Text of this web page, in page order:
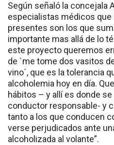
Según señaló la concejala
especialistas médicos
presentes son los que
importante mas allá de lo
este proyecto queremos
de `me tome dos vasitos
vino´, que es la tolerancia
alcoholemia hoy en día.
hábitos – y allí es donde
conductor responsable- y
tanto a los que conducen
verse perjudicados ante
alcoholizada al volante”.